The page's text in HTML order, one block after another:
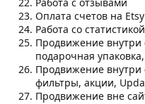
Оплата счетов на Etsy
Работа со
Продвижение внутри
подарочная
Продвижение внутри
фильтры, акции,
Продвижение вне